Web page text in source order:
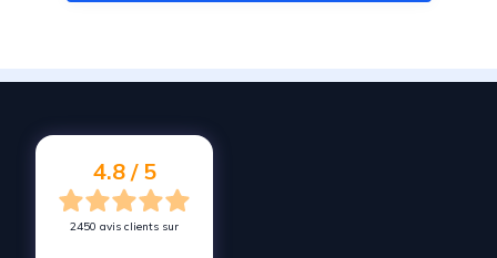
Vendez votre voiture à
4.8 / 5
2450 avis clients sur